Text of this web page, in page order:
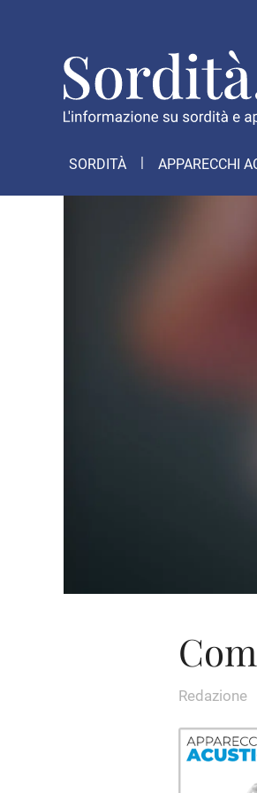
SORDITÀ APPARECCHI
Redazione